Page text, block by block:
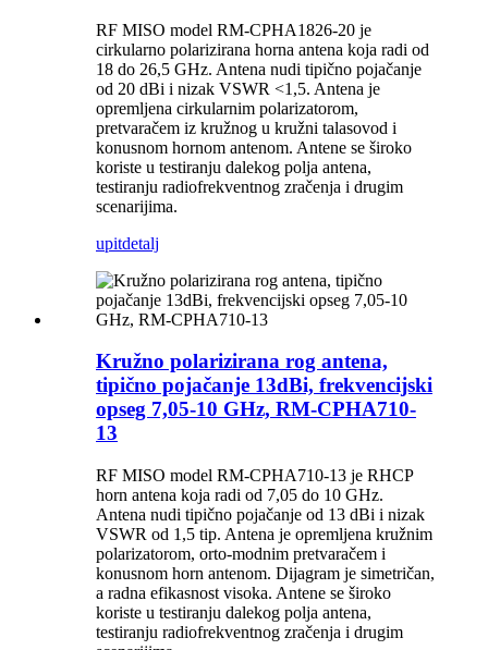
RF MISO model RM-CPHA1826-20 je
cirkularno polarizirana horna antena koja radi od
18 do 26,5 GHz. Antena nudi tipično pojačanje
od 20 dBi i nizak VSWR <1,5. Antena je
opremljena cirkularnim polarizatorom,
pretvaračem iz kružnog u kružni talasovod i
konusnom hornom antenom. Antene se široko
koriste u testiranju dalekog polja antena,
testiranju radiofrekventnog zračenja i drugim
scenarijima.
upitdetalj
Kružno polarizirana rog antena,
tipično pojačanje 13dBi, frekvencijski
opseg 7,05-10 GHz, RM-CPHA710-
13
RF MISO model RM-CPHA710-13 je RHCP
horn antena koja radi od 7,05 do 10 GHz.
Antena nudi tipično pojačanje od 13 dBi i nizak
VSWR od 1,5 tip. Antena je opremljena kružnim
polarizatorom, orto-modnim pretvaračem i
konusnom horn antenom. Dijagram je simetričan,
a radna efikasnost visoka. Antene se široko
koriste u testiranju dalekog polja antena,
testiranju radiofrekventnog zračenja i drugim